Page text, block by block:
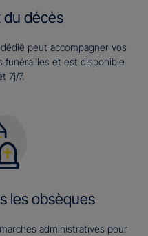
décès
peut accompagner vos
funérailles et est disponible
7j/7.
les obsèques
administratives pour